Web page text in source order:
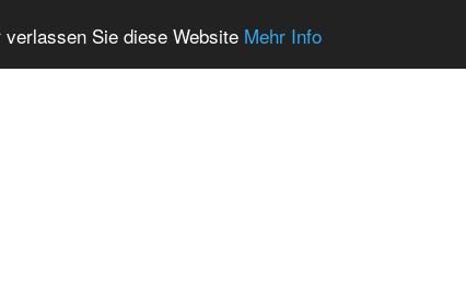
Sie diese Website Mehr Info